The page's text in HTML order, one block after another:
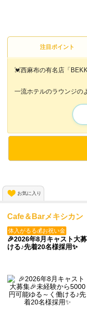
注目ポイント
💓西麻布の有名店「
一流ホテルのラウンジの
私服のキャストと楽しめ
ワンランク上の世界を知
ピッタリの名店です😆✨
今なら《💕入店祝金20万
＼
お気に入り
Cafe＆Barメキシカン
体入がるる💰お祝い金
🎉2026年8月キャスト大
ける♪先着20名様採用✨️